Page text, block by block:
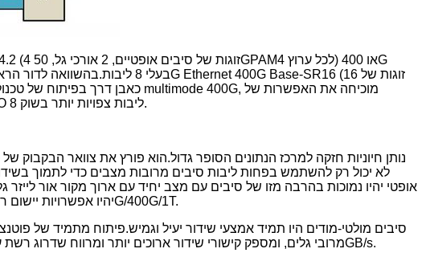
טכנולוגיית multimode התומכת ב-400G.בעתיד, 400G יהיה בשימוש נרחב, ויישומי multimode של 400g המבוססים על MPO 8 ליבות צפויות יותר בשוק.
לא יכול רק להשתמש בפחות ליבות סיבים מרובות מצבים כדי לתמוך
אופטי יהיו נמוכות בהרבה מזו של סיבים עם מצב יחיד עם ארוך מקור אור
של ריבוי חלוקת גלים קצרים ושידור מקביל.לכבל תיקון סיבים אופטיים של OM5 יהיו אפשרויות יישום רחבות בעתיד מרכז נתונים סופר גדול של 100G/400G/1T.
סיבים מולטי-מודים היו תמיד אמצעי שידור יעיל וגמיש.פיתוח מתמיד של
OM5 המוגדר על ידי התקן החדש בתעשייה מותאם עבור משדרים מסוג SWDW ו-BiDi מרובי גלים, ומספק קישורי שידור ארוכים יותר ומרווח שדרוג רשת עבור רשתות שידור מהירות מעל 100GB/s.